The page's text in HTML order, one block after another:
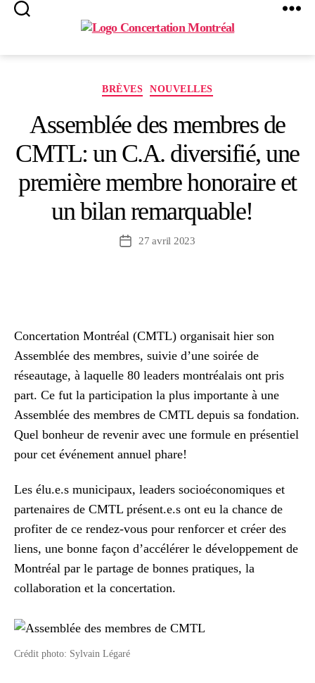
Montréal
Catégories
BRÈVES NOUVELLES
Assemblée des membres de
CMTL: un C.A. diversifié, une
première membre honoraire et
un bilan remarquable!
Date27 avril 2023
Concertation Montréal (CMTL) organisait hier son
Assemblée des membres, suivie d’une soirée de
réseautage, à laquelle 80 leaders montréalais ont pris
part. Ce fut la participation la plus importante à une
Assemblée des membres de CMTL depuis sa fondation.
Quel bonheur de revenir avec une formule en présentiel
pour cet événement annuel phare!
Les élu.e.s municipaux, leaders socioéconomiques et
partenaires de CMTL présent.e.s ont eu la chance de
profiter de ce rendez-vous pour renforcer et créer des
liens, une bonne façon d’accélérer le développement de
Montréal par le partage de bonnes pratiques, la
collaboration et la concertation.
Crédit photo: Sylvain Légaré